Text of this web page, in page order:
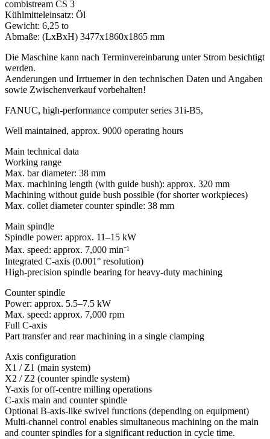
combistream CS 3
Kühlmitteleinsatz: Öl
Gewicht: 6,25 to
Abmaße: (LxBxH) 3477x1860x1865 mm
Die Maschine kann nach Terminvereinbarung unter Strom besichtigt
werden.
Aenderungen und Irrtuemer in den technischen Daten und Angaben
sowie Zwischenverkauf vorbehalten!
FANUC, high-performance computer series 31i-B5,
Well maintained, approx. 9000 operating hours
Main technical data
Working range
Max. bar diameter: 38 mm
Max. machining length (with guide bush): approx. 320 mm
Machining without guide bush possible (for shorter workpieces)
Max. collet diameter counter spindle: 38 mm
Main spindle
Spindle power: approx. 11–15 kW
Max. speed: approx. 7,000 min⁻¹
Integrated C-axis (0.001° resolution)
High-precision spindle bearing for heavy-duty machining
Counter spindle
Power: approx. 5.5–7.5 kW
Max. speed: approx. 7,000 rpm
Full C-axis
Part transfer and rear machining in a single clamping
Axis configuration
X1 / Z1 (main system)
X2 / Z2 (counter spindle system)
Y-axis for off-centre milling operations
C-axis main and counter spindle
Optional B-axis-like swivel functions (depending on equipment)
Multi-channel control enables simultaneous machining on the main
and counter spindles for a significant reduction in cycle time.